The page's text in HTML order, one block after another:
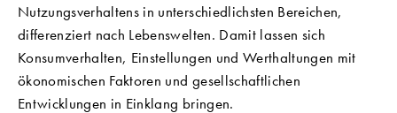
Nutzungsverhaltens in unterschiedlichsten Bereichen,
differenziert nach Lebenswelten. Damit lassen sich
Konsumverhalten, Einstellungen und Werthaltungen mit
ökonomischen Faktoren und gesellschaftlichen
Entwicklungen in Einklang bringen.